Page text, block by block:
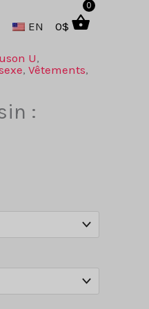
EN 0$
0
U,
, Vêtements,
: